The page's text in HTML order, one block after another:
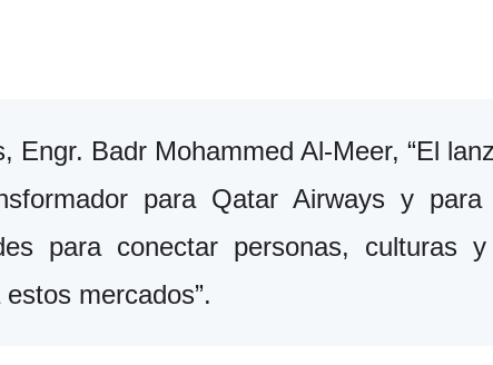
Engr. Badr Mohammed Al-Meer, “El
para Qatar Airways y
para conectar personas, culturas
mercados”.